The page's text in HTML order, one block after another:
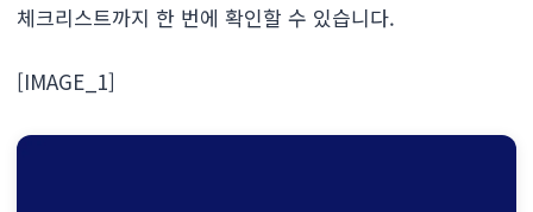
체크리스트까지 한 번에 확인할 수 있습니다.
[IMAGE_1]